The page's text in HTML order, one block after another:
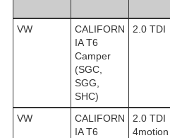
VW
CALIFORN
IA T6
Camper
(SGC,
SGG,
SHC)
2.0 TDI
VW
CALIFORN
IA T6
2.0 TDI
4motion